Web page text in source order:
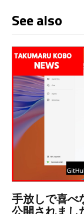
See also
手放しで喜べ